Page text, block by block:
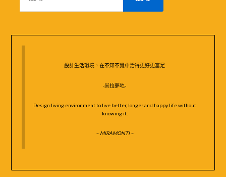
關
設計生活環境，在不知不覺中活得更好更富足
-米拉夢地-
Design living environment to live better, longer and happy life without
knowing it.
– MIRAMONTI –